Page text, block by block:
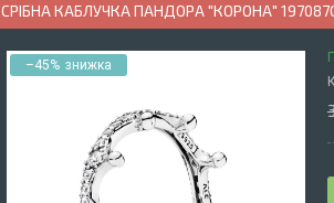
СРІБНА КАБЛУЧКА ПАНДОРА "КОРОНА"
–45%